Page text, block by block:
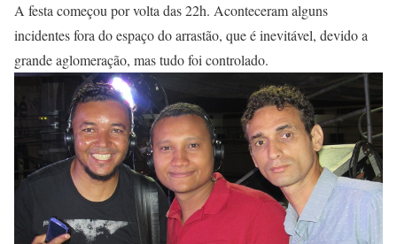
A festa começou por volta das 22h. Aconteceram alguns
incidentes fora do espaço do arrastão, que é inevitável, devido a
grande aglomeração, mas tudo foi controlado.